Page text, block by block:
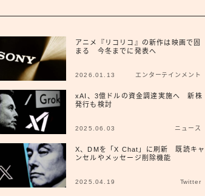
国際
経済
危機管理
新着
namiten.jp
アニメ『リコリコ』の新作は映画で固
まる 今冬までに発表へ
2026.01.13 エンターテインメント
xAI、3億ドルの資金調達実施へ 新株
発行も検討
2025.06.03 ニュース
X、DMを「X Chat」に刷新 既読キャ
ンセルやメッセージ削除機能
2025.04.19 Twitter